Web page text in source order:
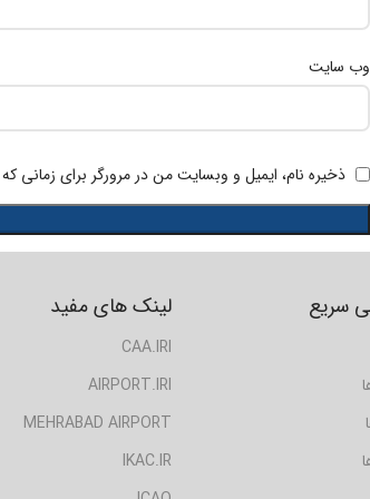
وب‌ سایت
ذخیره نام، ایمیل و وبسایت من در مرورگر برای زمانی
لینک های مفید
CAA.IRI
AIRPORT.IRI
MEHRABAD AIRPORT
IKAC.IR
سریع